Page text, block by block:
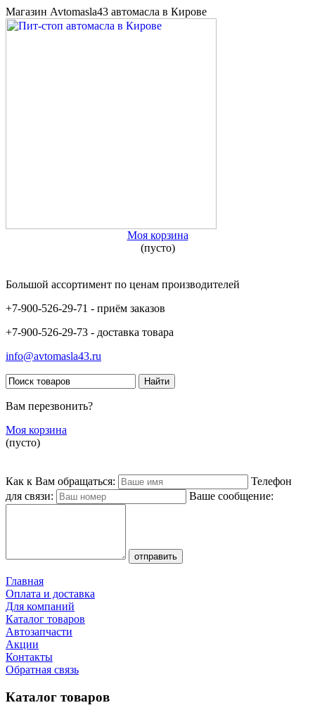
Магазин Avtomasla43 автомасла в Кирове
Моя корзина
(пусто)
Большой ассортимент по ценам производителей
+7-900-526-29-71 - приём заказов
+7-900-526-29-73 - доставка товара
info@avtomasla43.ru
Вам перезвонить?
Моя корзина
(пусто)
Как к Вам обращаться:
Телефон
для связи:
Ваше сообщение:
Главная
Оплата и доставка
Для компаний
Каталог товаров
Автозапчасти
Акции
Контакты
Обратная связь
Каталог товаров